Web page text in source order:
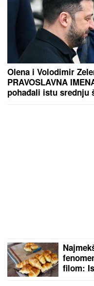
Olena i Volodimir
PRAVOSLAVNA
pohađali istu srednju
filom: